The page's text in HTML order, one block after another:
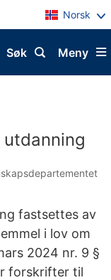
Norsk
Meny
Søk
utdanning
fastsettes av
i lov om
2024 nr. 9 §
forskrifter til